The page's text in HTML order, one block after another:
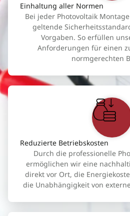
Einhaltung aller Normen
Bei jeder Photovoltaik
geltende
Vorgaben. So erfüllen
Anforderungen für einen
normgerechten
Reduzierte Betriebskosten
Durch die professionelle
ermöglichen wir eine
direkt vor Ort, die
die Unabhängigkeit von